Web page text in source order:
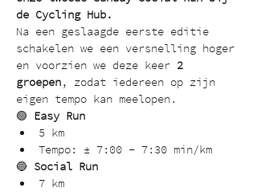
de Cycling Hub.
Na een geslaagde eerste editie
schakelen we een versnelling hoger
en voorzien we deze keer 2
groepen, zodat iedereen op zijn
eigen tempo kan meelopen.
🟢 Easy Run
5 km
Tempo: ± 7:00 – 7:30 min/km
🔵 Social Run
7 km